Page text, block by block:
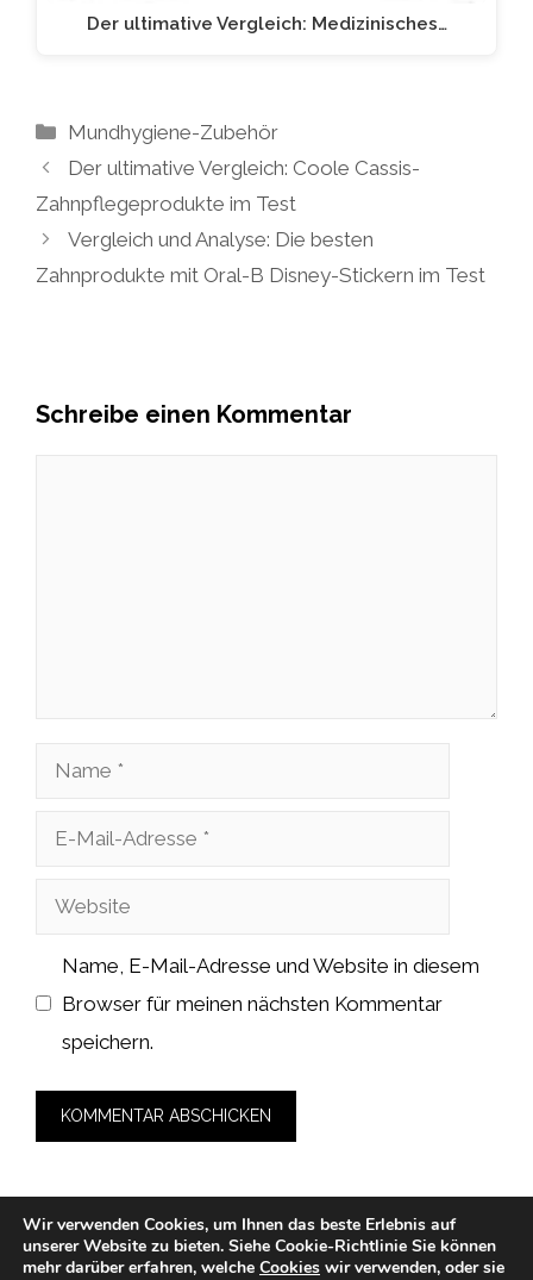
Der ultimative Vergleich: Medizinisches…
Kategorien
Mundhygiene-Zubehör
Der ultimative Vergleich: Coole Cassis-
Zahnpflegeprodukte im Test
Vergleich und Analyse: Die besten
Zahnprodukte mit Oral-B Disney-Stickern im Test
Schreibe einen Kommentar
Name
Adresse
Website
Name, E-Mail-Adresse und Website in diesem
Browser für meinen nächsten Kommentar
speichern.
© 2026 zahnarzt-medicalcube-rosenheim.de -
Wir verwenden Cookies, um Ihnen das beste Erlebnis auf
unserer Website zu bieten. Siehe Cookie-Richtlinie Sie können
mehr darüber erfahren, welche Cookies wir verwenden, oder sie